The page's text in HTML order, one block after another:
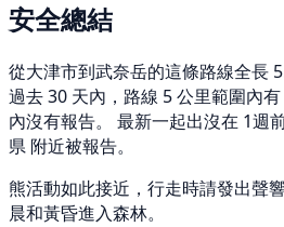
安全總結
從大津市到武奈岳的這條路線全長
過去 30 天內，路線 5 公里範圍內
內沒有報告。 最新一起出沒在 1週
県 附近被報告。
熊活動如此接近，行走時請發出聲
晨和黃昏進入森林。